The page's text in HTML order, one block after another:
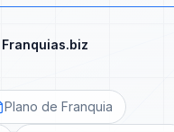
Franquias.biz
Plano de Franquia